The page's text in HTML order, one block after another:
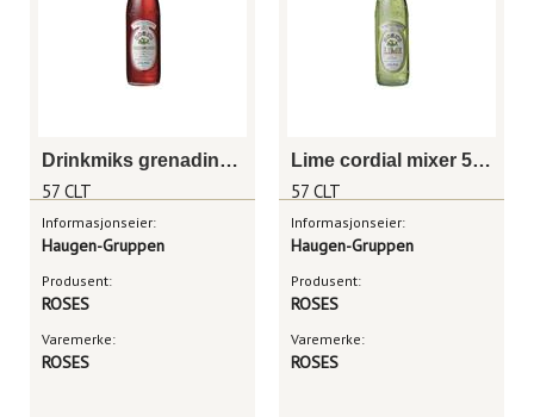
Drinkmiks grenadine 57cl
57 CLT
Informasjonseier:
Haugen-Gruppen
Produsent:
ROSES
Varemerke:
ROSES
Lime cordial mixer 57cl
57 CLT
Informasjonseier:
Haugen-Gruppen
Produsent:
ROSES
Varemerke:
ROSES